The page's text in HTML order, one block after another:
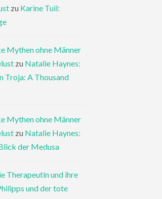
zu Karine Tuil:
Mythen ohne Männer
zu Natalie Haynes:
Troja: A Thousand
Mythen ohne Männer
zu Natalie Haynes:
der Medusa
Therapeutin und ihre
und der tote